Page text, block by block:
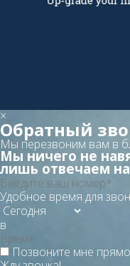
×
Обратный
Мы перезвоним вам в
Мы ничего не
лишь отвечаем
Удобное время для
в
Позвоните мне